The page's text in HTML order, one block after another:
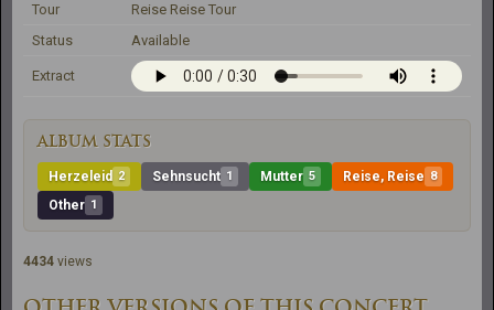
Tour
Reise Reise Tour
Status
Available
Extract
ALBUM STATS
Herzeleid 2 Sehnsucht 1 Mutter 5 Reise, Reise 8
Other 1
4434 views